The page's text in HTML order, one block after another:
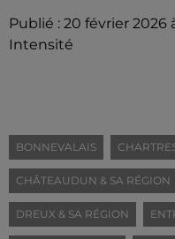
Publié : 20 février 2026
Intensité
BONNEVALAIS
CHÂTEAUDUN & SA RÉGION
DREUX & SA RÉGION